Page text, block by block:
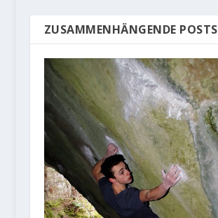
ZUSAMMENHÄNGENDE POSTS